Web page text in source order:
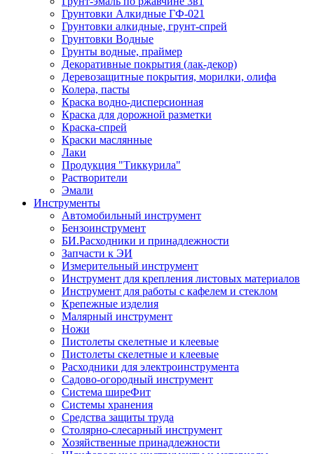
Грунтовки Алкидные ГФ-021
Грунтовки алкидные, грунт-спрей
Грунтовки Водные
Грунты водные, праймер
Декоративные покрытия (лак-декор)
Деревозащитные покрытия, морилки, олифа
Колера, пасты
Краска водно-дисперсионная
Краска для дорожной разметки
Краска-спрей
Краски маслянные
Лаки
Продукция "Тиккурила"
Растворители
Эмали
Инструменты
Автомобильный инструмент
Бензоинструмент
БИ.Расходники и принадлежности
Запчасти к ЭИ
Измерительный инструмент
Инструмент для крепления листовых материалов
Инструмент для работы с кафелем и стеклом
Крепежные изделия
Малярный инструмент
Ножи
Пистолеты скелетные и клеевые
Пистолеты скелетные и клеевые
Расходники для электроинструмента
Садово-огородный инструмент
Система ширеФит
Системы хранения
Средства защиты труда
Столярно-слесарный инструмент
Хозяйственные принадлежности